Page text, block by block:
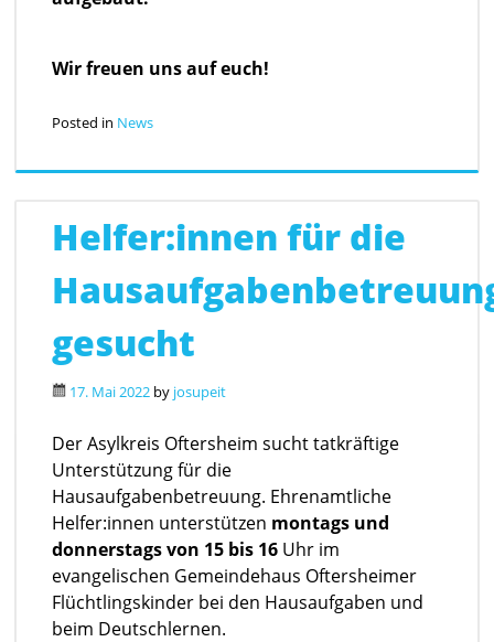
Wir freuen uns auf euch!
Posted in News
Helfer:innen für die
gesucht
17. Mai 2022 by josupeit
Der Asylkreis Oftersheim sucht tatkräftige
Unterstützung für die
Hausaufgabenbetreuung. Ehrenamtliche
Helfer:innen unterstützen montags und
donnerstags von 15 bis 16Uhr im
evangelischen Gemeindehaus Oftersheimer
Flüchtlingskinder bei den Hausaufgaben und
beim Deutschlernen.